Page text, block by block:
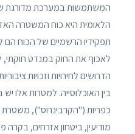
המשתמשות במערכת מדורגת
הלאומית היא כוח המשטרה
תפקידיו הרשמיים של הכוח הם
לאכוף את החוק במנדט
הדרושים לחירויות וזכויות
בין האוכלוסייה. למטרות
כפריות ("הקרבינרוס"), משטרת
מודיעין, ביטחון אזרחים,